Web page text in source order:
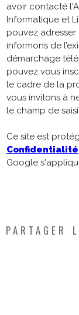
avoir contacté
Informatique et
pouvez adresser
informons de
démarchage
pouvez vous
le cadre de la
vous invitons à
le champ de
Ce site est
Confidentialité
Google
PARTAGER